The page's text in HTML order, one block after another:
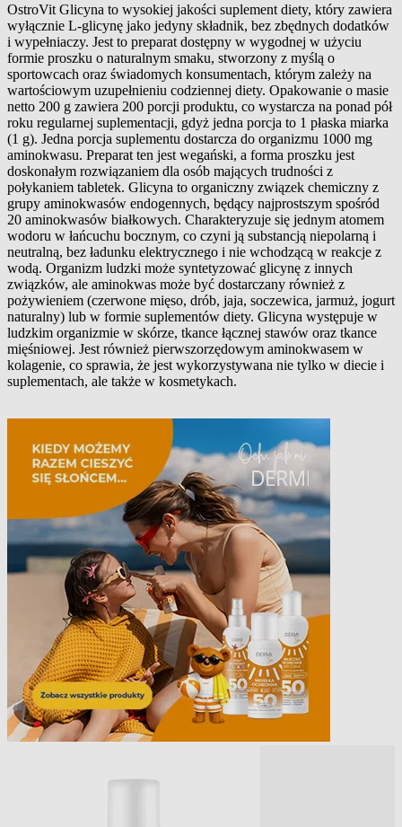
Opis produktu
OstroVit Glicyna to wysokiej jakości suplement diety, który zawiera
wyłącznie L-glicynę jako jedyny składnik, bez zbędnych dodatków
i wypełniaczy. Jest to preparat dostępny w wygodnej w użyciu
formie proszku o naturalnym smaku, stworzony z myślą o
sportowcach oraz świadomych konsumentach, którym zależy na
wartościowym uzupełnieniu codziennej diety. Opakowanie o masie
netto 200 g zawiera 200 porcji produktu, co wystarcza na ponad pół
roku regularnej suplementacji, gdyż jedna porcja to 1 płaska miarka
(1 g). Jedna porcja suplementu dostarcza do organizmu 1000 mg
aminokwasu. Preparat ten jest wegański, a forma proszku jest
doskonałym rozwiązaniem dla osób mających trudności z
połykaniem tabletek. Glicyna to organiczny związek chemiczny z
grupy aminokwasów endogennych, będący najprostszym spośród
20 aminokwasów białkowych. Charakteryzuje się jednym atomem
wodoru w łańcuchu bocznym, co czyni ją substancją niepolarną i
neutralną, bez ładunku elektrycznego i nie wchodzącą w reakcje z
wodą. Organizm ludzki może syntetyzować glicynę z innych
związków, ale aminokwas może być dostarczany również z
pożywieniem (czerwone mięso, drób, jaja, soczewica, jarmuż, jogurt
naturalny) lub w formie suplementów diety. Glicyna występuje w
ludzkim organizmie w skórze, tkance łącznej stawów oraz tkance
mięśniowej. Jest również pierwszorzędowym aminokwasem w
kolagenie, co sprawia, że jest wykorzystywana nie tylko w diecie i
suplementach, ale także w kosmetykach.